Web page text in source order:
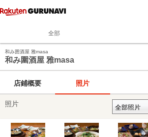
全部
和み囲酒屋 雅masa
和み圍酒屋 雅masa
店鋪概要 照片
照片